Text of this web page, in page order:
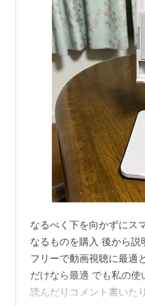
なるべく下を向かずにス
なるものを購入 後から
フリーで動画視聴に最適
だけなら最適 でも私の
読んだりコメント書いた